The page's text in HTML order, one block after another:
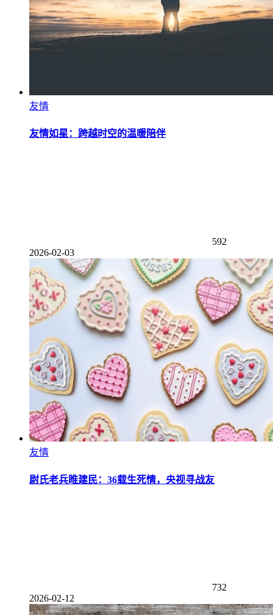
友情
友情如星：跨越时空的温暖陪伴
592
2026-02-03
友情
尉氏老兵睢建民：36载生死情，央视寻战友
732
2026-02-12